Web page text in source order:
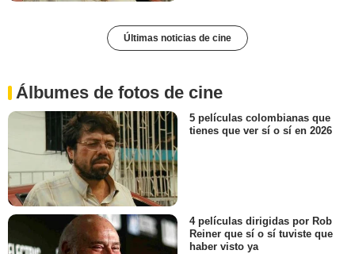
Últimas noticias de cine
Álbumes de fotos de cine
5 películas colombianas que
tienes que ver sí o sí en 2026
4 películas dirigidas por Rob
Reiner que sí o sí tuviste que
haber visto ya